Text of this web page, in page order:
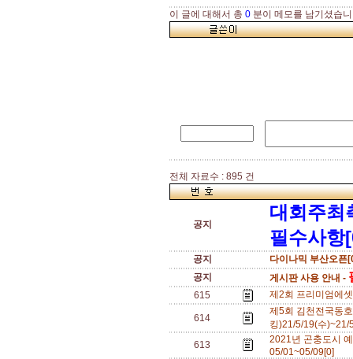
이 글에 대해서 총 0 분이 메모를 남기셨습
전체 자료수 : 895 건
공지
대회주최
필수사항
공지
다이나믹 부산오픈
공지
게시판 사용 안내 -
615 제2회 프리미엄에
614
제5회 김천전국동
킹)21/5/19(수
613
2021년 곤충도시
05/01~05/09[0]